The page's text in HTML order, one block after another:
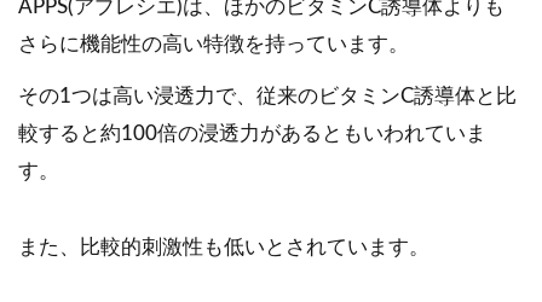
APPS(アプレシエ)は、ほかのビタミンC誘導体よりも
さらに機能性の高い特徴を持っています。
その1つは高い浸透力で、従来のビタミンC誘導体と比
較すると約100倍の浸透力があるともいわれていま
す。
また、比較的刺激性も低いとされています。